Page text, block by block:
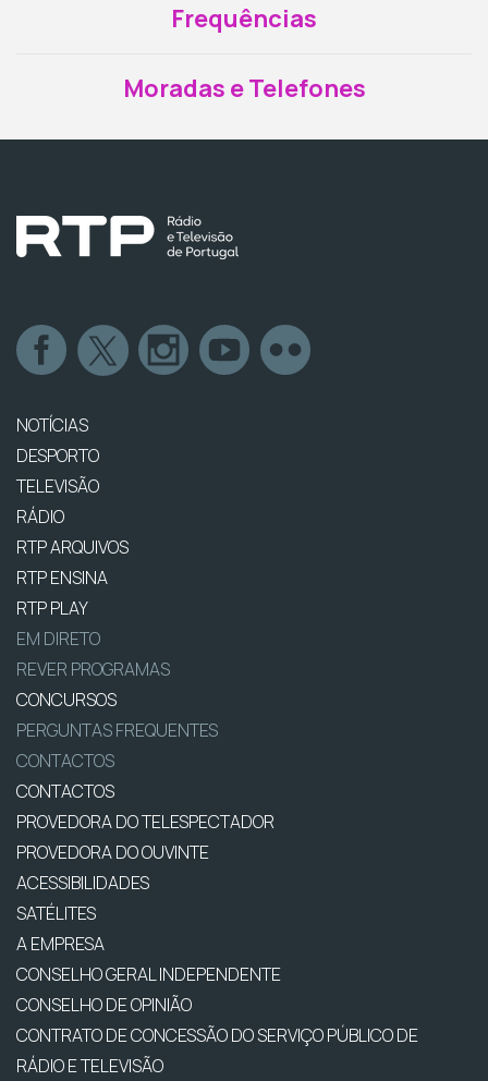
Frequências
Moradas e Telefones
NOTÍCIAS
DESPORTO
TELEVISÃO
RÁDIO
RTP ARQUIVOS
RTP ENSINA
RTP PLAY
EM DIRETO
REVER PROGRAMAS
CONCURSOS
PERGUNTAS FREQUENTES
CONTACTOS
CONTACTOS
PROVEDORA DO TELESPECTADOR
PROVEDORA DO OUVINTE
ACESSIBILIDADES
SATÉLITES
A EMPRESA
CONSELHO GERAL INDEPENDENTE
CONSELHO DE OPINIÃO
CONTRATO DE CONCESSÃO DO SERVIÇO PÚBLICO DE
RÁDIO E TELEVISÃO